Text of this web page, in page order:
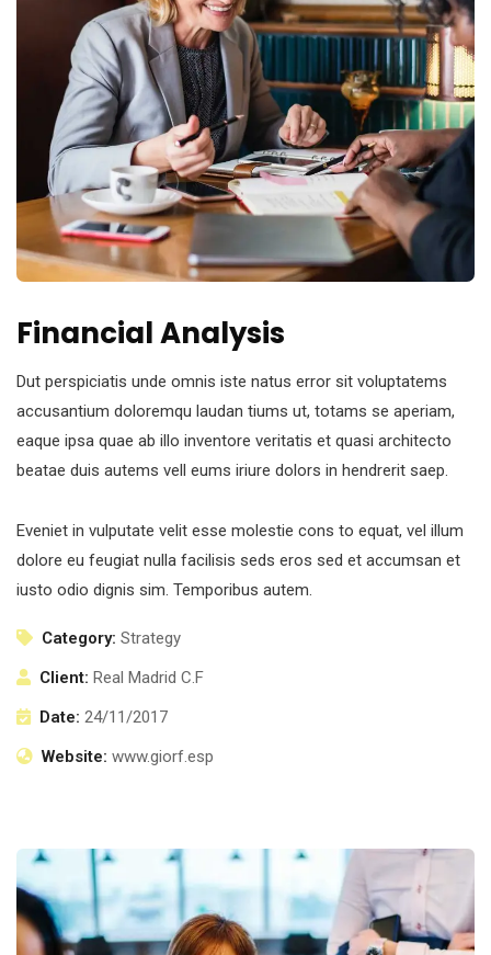
Financial Analysis
Dut perspiciatis unde omnis iste natus error sit voluptatems
accusantium doloremqu laudan tiums ut, totams se aperiam,
eaque ipsa quae ab illo inventore veritatis et quasi architecto
beatae duis autems vell eums iriure dolors in hendrerit saep.
Eveniet in vulputate velit esse molestie cons to equat, vel illum
dolore eu feugiat nulla facilisis seds eros sed et accumsan et
iusto odio dignis sim. Temporibus autem.
Category: Strategy
Client: Real Madrid C.F
Date: 24/11/2017
Website: www.giorf.esp